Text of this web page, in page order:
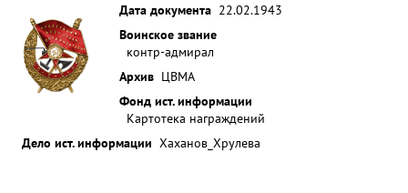
Дата документа 22.02.1943
Воинское звание
контр-адмирал
Архив ЦВМА
Фонд ист. информации
Картотека награждений
Дело ист. информации Хаханов_Хрулева